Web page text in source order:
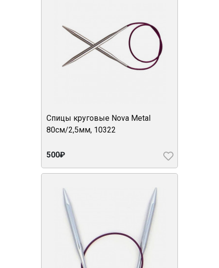
Спицы круговые Nova Metal
80см/2,5мм, 10322
500₽